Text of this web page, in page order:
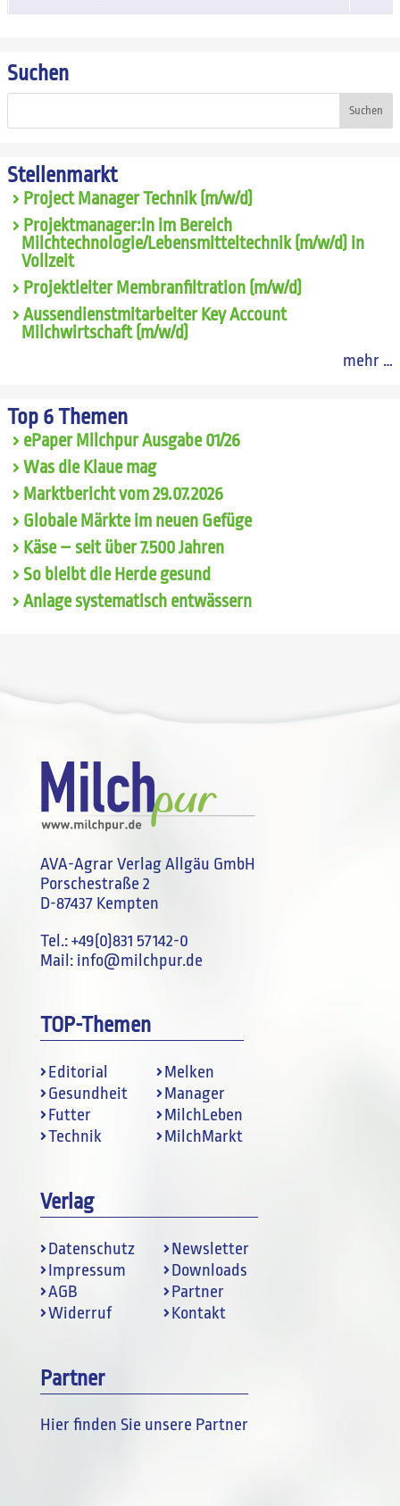
Suchen
Suchen
Stellenmarkt
Project Manager Technik (m/w/d)
Projektmanager:in im Bereich
Milchtechnologie/Lebensmitteltechnik (m/w/d) in
Vollzeit
Projektleiter Membranfiltration (m/w/d)
Aussendienstmitarbeiter Key Account
Milchwirtschaft (m/w/d)
mehr …
Top 6 Themen
ePaper Milchpur Ausgabe 01/26
Was die Klaue mag
Marktbericht vom 29.07.2026
Globale Märkte im neuen Gefüge
Käse – seit über 7.500 Jahren
So bleibt die Herde gesund
Anlage systematisch entwässern
AVA-Agrar Verlag Allgäu GmbH
Porschestraße 2
D-87437 Kempten
Tel.:+49(0)831 57142-0
Mail: info@milchpur.de
TOP-Themen
Editorial
Gesundheit
Futter
Technik
Melken
Manager
MilchLeben
MilchMarkt
Verlag
Datenschutz
Impressum
AGB
Widerruf
Newsletter
Downloads
Partner
Kontakt
Partner
Hier finden Sie unsere Partner